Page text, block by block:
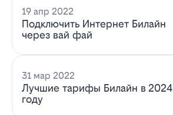
19 апр 2022
Подключить Интернет Билайн
через вай фай
31 мар 2022
Лучшие тарифы Билайн в 2024
году